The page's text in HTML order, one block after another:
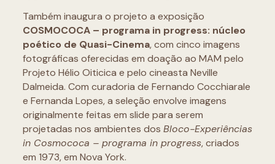
Também inaugura o projeto a exposição
COSMOCOCA – programa in progress: núcleo
poético de Quasi-Cinema, com cinco imagens
fotográficas oferecidas em doação ao MAM pelo
Projeto Hélio Oiticica e pelo cineasta Neville
Dalmeida. Com curadoria de Fernando Cocchiarale
e Fernanda Lopes, a seleção envolve imagens
originalmente feitas em slide para serem
projetadas nos ambientes dos Bloco-Experiências
in Cosmococa – programa in progress, criados
em 1973, em Nova York.